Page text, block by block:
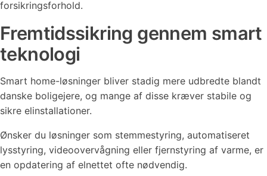
forsikringsforhold.
Fremtidssikring gennem smart
teknologi
Smart home-løsninger bliver stadig mere udbredte blandt
danske boligejere, og mange af disse kræver stabile og
sikre elinstallationer.
Ønsker du løsninger som stemmestyring, automatiseret
lysstyring, videoovervågning eller fjernstyring af varme, er
en opdatering af elnettet ofte nødvendig.